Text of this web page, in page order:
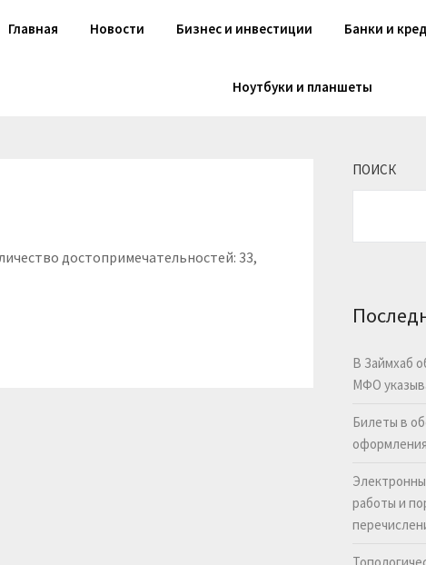
Главная Новости Бизнес и инвестиции Банки и
Ноутбуки и планшеты
достопримечательностей: 33,
ПОИСК
В Займхаб
МФО
Билеты в
работы и